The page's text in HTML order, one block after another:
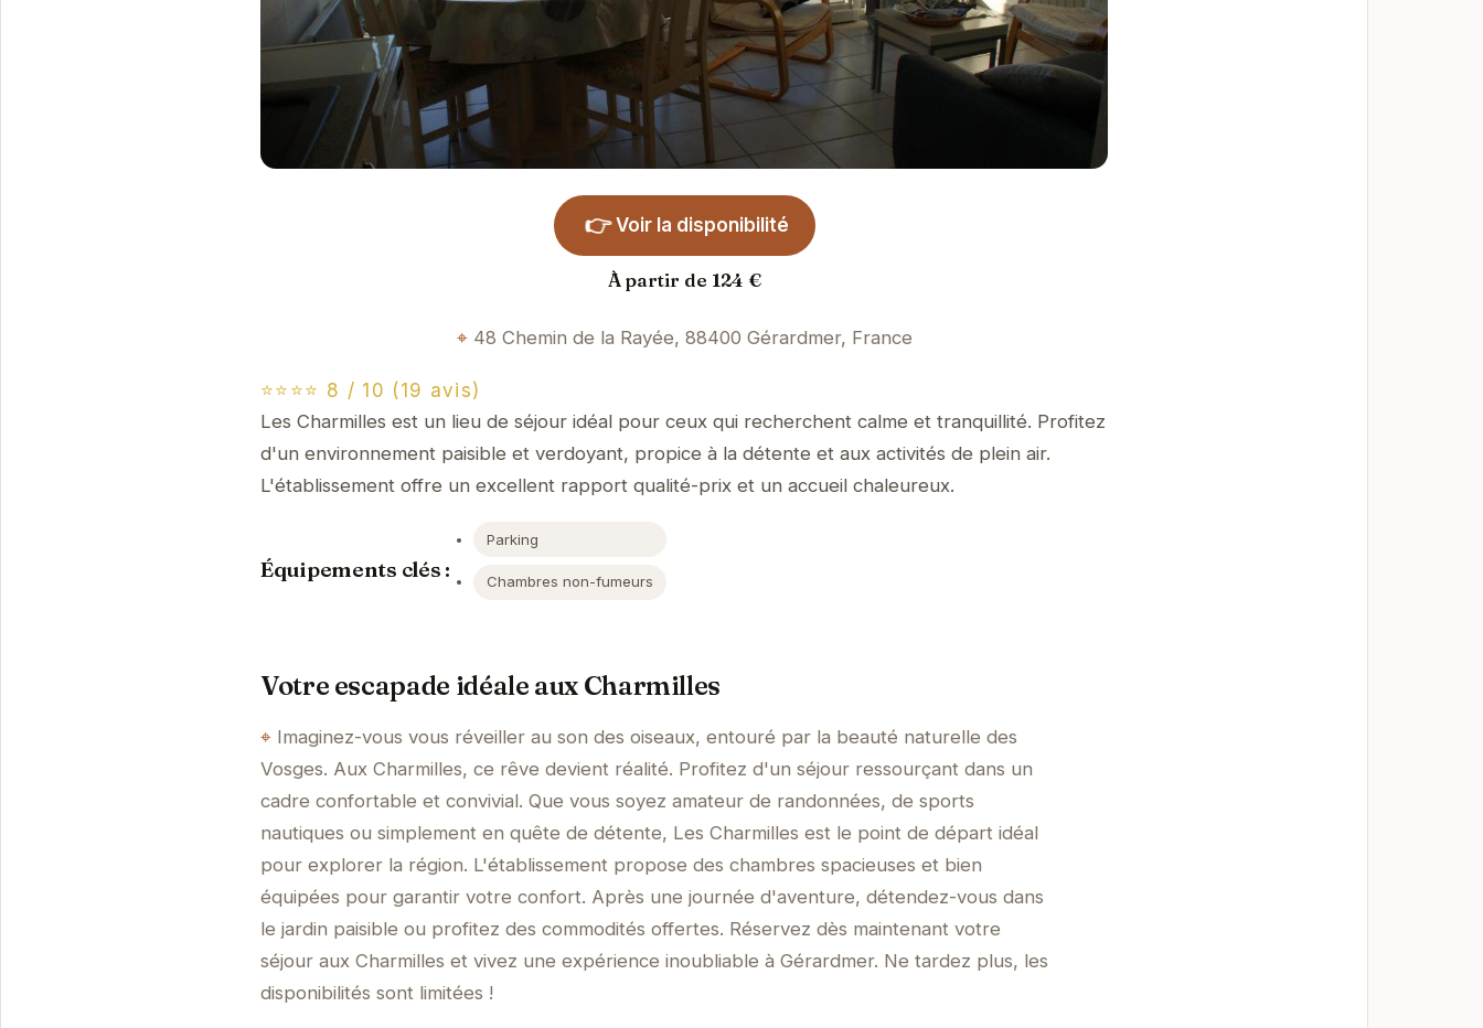
👉 Voir la disponibilité
À partir de 124 €
48 Chemin de la Rayée, 88400 Gérardmer, France
⭐⭐⭐⭐ 8 / 10 (19 avis)
Les Charmilles est un lieu de séjour idéal pour ceux qui recherchent calme et tranquillité. Profitez
d'un environnement paisible et verdoyant, propice à la détente et aux activités de plein air.
L'établissement offre un excellent rapport qualité-prix et un accueil chaleureux.
Équipements clés :
Parking
Chambres non-fumeurs
Votre escapade idéale aux Charmilles
Imaginez-vous vous réveiller au son des oiseaux, entouré par la beauté naturelle des
Vosges. Aux Charmilles, ce rêve devient réalité. Profitez d'un séjour ressourçant dans un
cadre confortable et convivial. Que vous soyez amateur de randonnées, de sports
nautiques ou simplement en quête de détente, Les Charmilles est le point de départ idéal
pour explorer la région. L'établissement propose des chambres spacieuses et bien
équipées pour garantir votre confort. Après une journée d'aventure, détendez-vous dans
le jardin paisible ou profitez des commodités offertes. Réservez dès maintenant votre
séjour aux Charmilles et vivez une expérience inoubliable à Gérardmer. Ne tardez plus, les
disponibilités sont limitées !